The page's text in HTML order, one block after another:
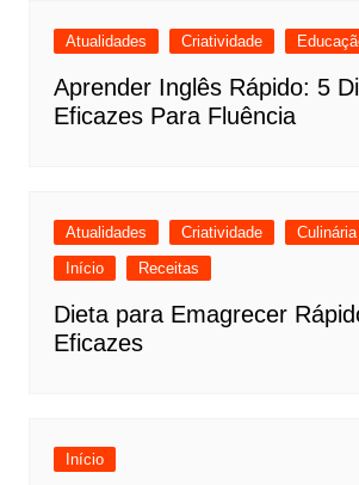
Atualidades Criatividade
Aprender Inglês Rápido: 5
Eficazes Para Fluência
Atualidades Criatividade Culinária
Início
Receitas
Dieta para Emagrecer
Eficazes
Início